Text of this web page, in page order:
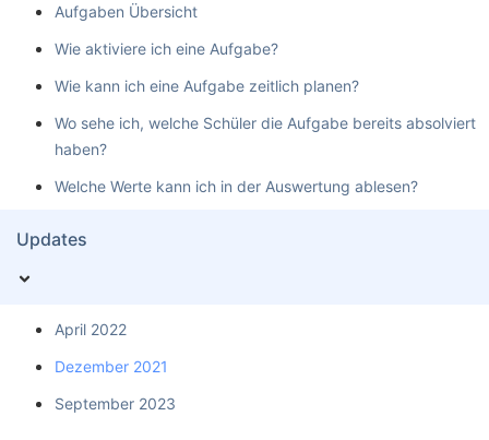
Aufgaben Übersicht
Wie aktiviere ich eine Aufgabe?
Wie kann ich eine Aufgabe zeitlich planen?
Wo sehe ich, welche Schüler die Aufgabe bereits absolviert
haben?
Welche Werte kann ich in der Auswertung ablesen?
Updates
April 2022
Dezember 2021
September 2023